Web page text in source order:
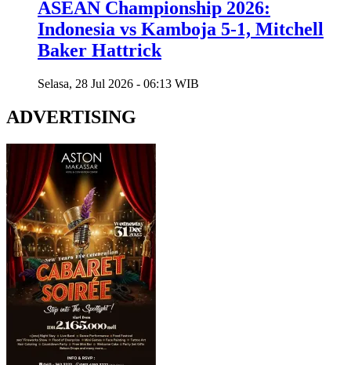
ASEAN Championship 2026:
Indonesia vs Kamboja 5-1, Mitchell
Baker Hattrick
Selasa, 28 Jul 2026 - 06:13 WIB
ADVERTISING